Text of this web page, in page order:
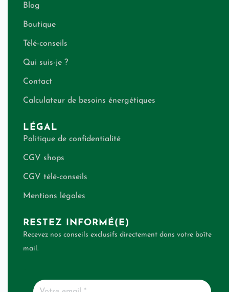
Blog
Boutique
Télé-conseils
Qui suis-je ?
Contact
Calculateur de besoins énergétiques
LÉGAL
Politique de confidentialité
CGV shops
CGV télé-conseils
Mentions légales
RESTEZ INFORMÉ(E)
Recevez nos conseils exclusifs directement dans votre boîte
mail.